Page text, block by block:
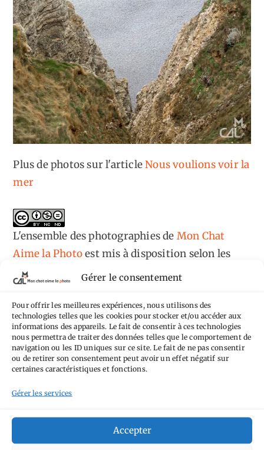
Gérer le consentement
Pour offrir les meilleures expériences, nous utilisons des
technologies telles que les cookies pour stocker et/ou accéder aux
informations des appareils. Le fait de consentir à ces technologies
nous permettra de traiter des données telles que le comportement de
navigation ou les ID uniques sur ce site. Le fait de ne pas consentir
ou de retirer son consentement peut avoir un effet négatif sur
certaines caractéristiques et fonctions.
Gérer les services
Accepter
Plus de photos sur l'articleNous voulions voir la
mer
L'ensemble des photographiesde Mon Chat
Aime la Photoest mis à disposition selon les
termes de la
licence Creative Commons
Pas de Modification 4.0 International.
Fondé(e) sur une œuvre dehttps://mcalp.fr.
Aimez-vous bordelAllemagne